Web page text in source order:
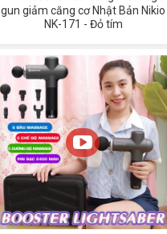
gun giảm căng cơ Nhật Bản Nikio
NK-171 - Đỏ tím